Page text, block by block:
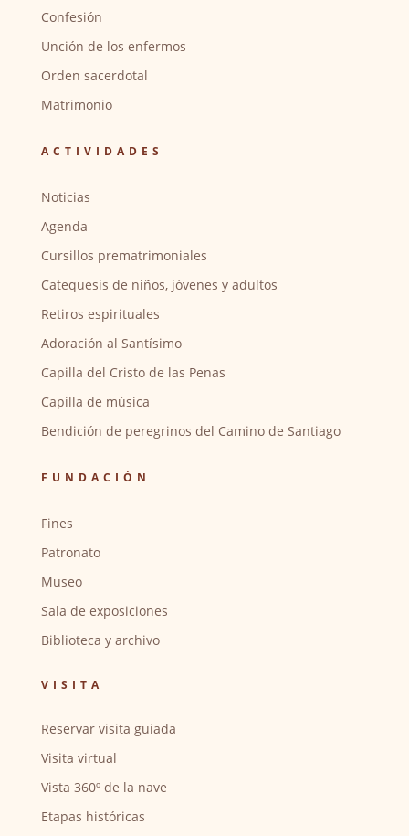
Confesión
Unción de los enfermos
Orden sacerdotal
Matrimonio
ACTIVIDADES
Noticias
Agenda
Cursillos prematrimoniales
Catequesis de niños, jóvenes y adultos
Retiros espirituales
Adoración al Santísimo
Capilla del Cristo de las Penas
Capilla de música
Bendición de peregrinos del Camino de Santiago
FUNDACIÓN
Fines
Patronato
Museo
Sala de exposiciones
Biblioteca y archivo
VISITA
Reservar visita guiada
Visita virtual
Vista 360º de la nave
Etapas históricas